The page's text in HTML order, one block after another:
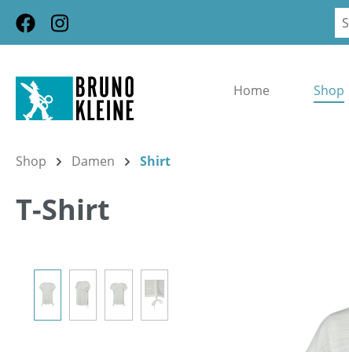
Hauptinhalt springen
Zur Suche springen
Zur Hauptnavigation springen
Home Shop
Shop Damen Shirt
T-Shirt
Bildergalerie überspringen